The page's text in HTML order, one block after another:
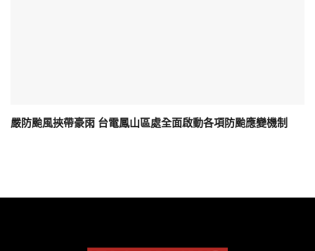
嚴防颱風挾帶豪雨 台電鳳山區處全面啟動各項防颱應變機制